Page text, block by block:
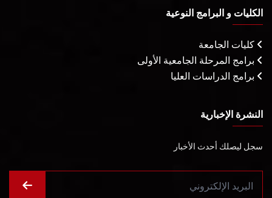
الكليات و البرامج النوعية
كليات الجامعة
برامج المرحلة الجامعية الأولى
برامج الدراسات العليا
النشرة الإخبارية
سجل ليصلك أحدث الأخبار